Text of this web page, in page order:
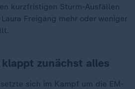
kurzfristigen Sturm-Ausfällen
Freigang mehr oder weniger
klappt zunächst alles
sich im Kampf um die EM-